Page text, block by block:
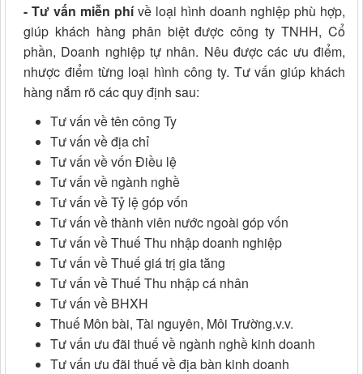
- Tư vấn miễn phívề loại hình doanh nghiệp phù hợp,
giúp khách hàng phân biệt được công ty TNHH, Cổ
phần, Doanh nghiệp tự nhân. Nêu được các ưu điểm,
nhược điểm từng loại hình công ty. Tư vấn giúp khách
hàng nắm rõ các quy định sau:
Tư vấn về tên công Ty
Tư vấn về địa chỉ
Tư vấn về vốn Điều lệ
Tư vấn về ngành nghề
Tư vấn về Tỷ lệ góp vốn
Tư vấn về thành viên nước ngoài góp vốn
Tư vấn về Thuế Thu nhập doanh nghiệp
Tư vấn về Thuế giá trị gia tăng
Tư vấn về Thuế Thu nhập cá nhân
Tư vấn về BHXH
Thuế Môn bài, Tài nguyên, Môi Trường.v.v.
Tư vấn ưu đãi thuế về ngành nghề kinh doanh
Tư vấn ưu đãi thuế về địa bàn kinh doanh